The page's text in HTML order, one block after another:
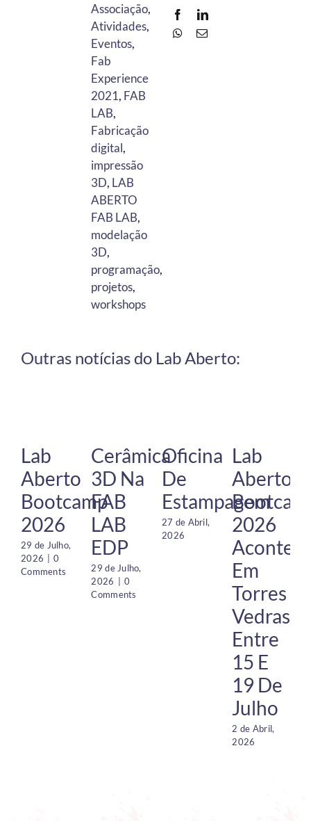
Associação,
Atividades,
Eventos,
Fab
Experience
2021, FAB
LAB,
Fabricação
digital,
impressão
3D, LAB
ABERTO
FAB LAB,
modelação
3D,
programação,
projetos,
workshops
Outras notícias do Lab Aberto:
Lab
Aberto
Bootcamp
2026
29 de Julho,
2026 | 0
Comments
Cerâmica
3D Na
FAB
LAB
EDP
29 de Julho,
2026 | 0
Comments
Oficina
De
Estampagem
27 de Abril,
2026
Lab
Aberto
2026
Em
Torres
Vedras
Entre
15 E
19 De
Julho
2 de Abril,
2026